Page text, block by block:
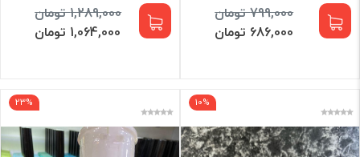
799,000 تومان
686,000 تومان
1,289,000 تومان
1,064,000 تومان
10%
23%